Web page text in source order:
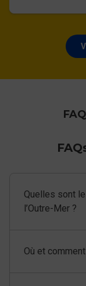
Quelles sont
l’Outre-Mer ?
Où et